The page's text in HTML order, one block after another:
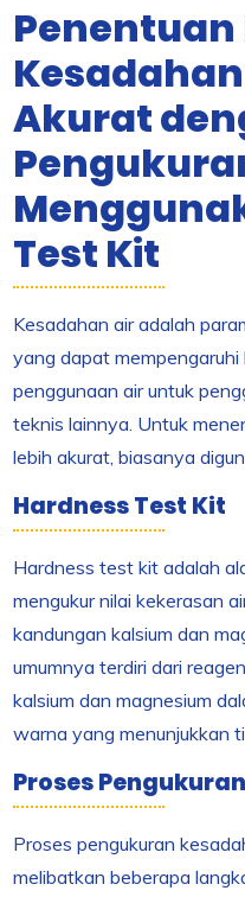
Penentuan
Akurat
Test Kit
Kesadahan air adalah
yang dapat
penggunaan air untuk
teknis lainnya. Untuk
lebih akurat, biasanya
Hardness Test Kit
Hardness test kit adalah
mengukur nilai kekerasan
kandungan kalsium dan
umumnya terdiri dari
kalsium dan magnesium
warna yang menunjukkan
Proses Pengukuran
Proses pengukuran
melibatkan beberapa